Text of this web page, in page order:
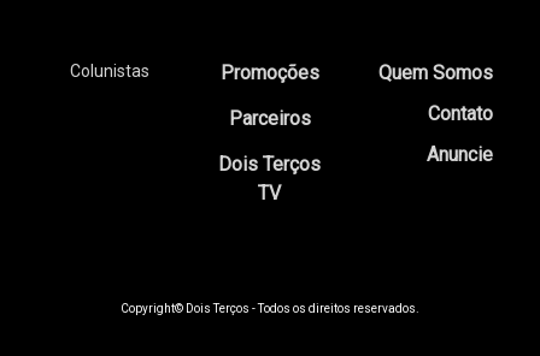
Colunistas
Promoções
Parceiros
Dois Terços
TV
Quem Somos
Contato
Anuncie
Copyright© Dois Terços - Todos os direitos reservados.